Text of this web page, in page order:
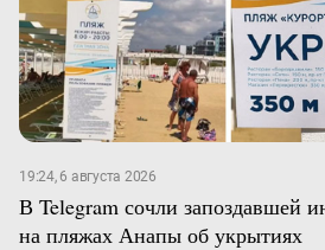
19:24, 6 августа 2026
В Telegram сочли запоздавшей
на пляжах Анапы об укрытиях